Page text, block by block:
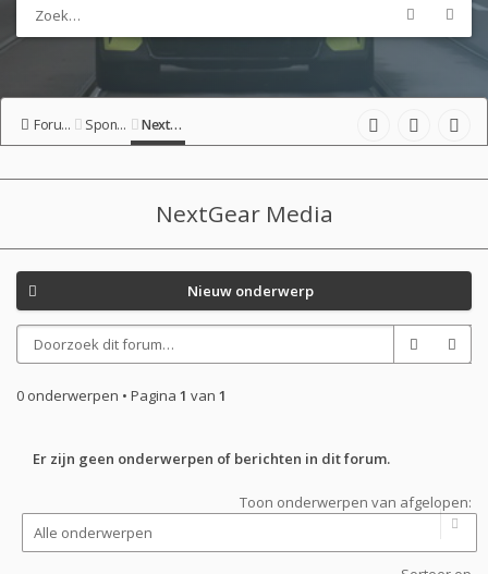
Forumoverzicht Sponsor-shop NextGear Media
NextGear Media
Nieuw onderwerp
0 onderwerpen • Pagina 1 van 1
Er zijn geen onderwerpen of berichten in dit forum.
Toon onderwerpen van afgelopen: